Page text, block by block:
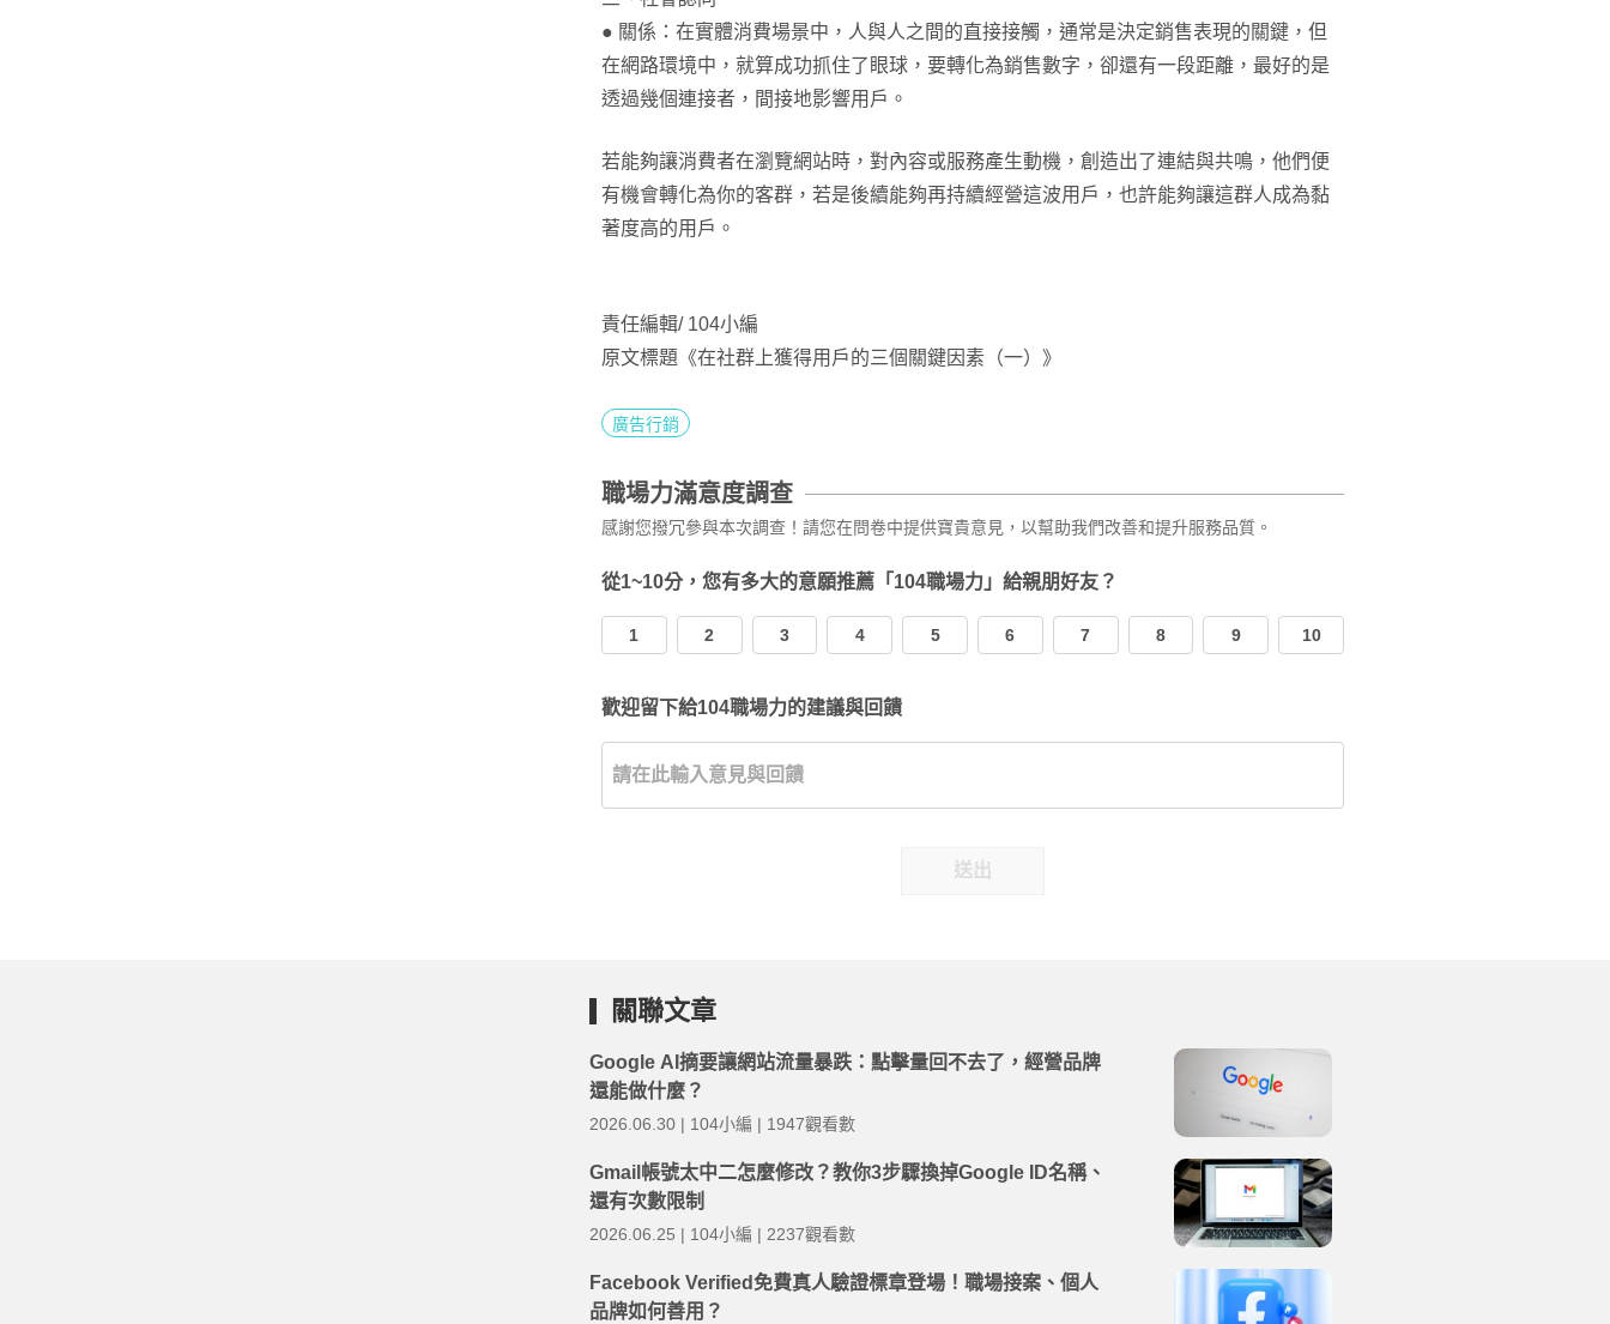
● 關係：在實體消費場景中，人與人之間的直接接觸，通常是決定銷售表現的關鍵，但
在網路環境中，就算成功抓住了眼球，要轉化為銷售數字，卻還有一段距離，最好的是
透過幾個連接者，間接地影響用戶。
若能夠讓消費者在瀏覽網站時，對內容或服務產生動機，創造出了連結與共鳴，他們便
有機會轉化為你的客群，若是後續能夠再持續經營這波用戶，也許能夠讓這群人成為黏
著度高的用戶。
責任編輯/ 104小編
原文標題《在社群上獲得用戶的三個關鍵因素（一）》
廣告行銷
職場力滿意度調查
感謝您撥冗參與本次調查！請您在問卷中提供寶貴意見，以幫助我們改善和提升服務品質。
從1~10分，您有多大的意願推薦「104職場力」給親朋好友？
1 2 3 4 5 6 7 8 9 10
歡迎留下給104職場力的建議與回饋
送出
關聯文章
Google AI摘要讓網站流量暴跌：點擊量回不去了，經營品牌
還能做什麼？
2026.06.30 | 104小編 | 1947觀看數
Gmail帳號太中二怎麼修改？教你3步驟換掉Google ID名稱、
還有次數限制
2026.06.25 | 104小編 | 2237觀看數
Facebook Verified免費真人驗證標章登場！職場接案、個人
品牌如何善用？